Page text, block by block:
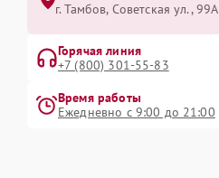
г. Тамбов, Советская ул., 99А
Горячая линия
+7 (800) 301-55-83
Время работы
Ежедневно с 9:00 до 21:00